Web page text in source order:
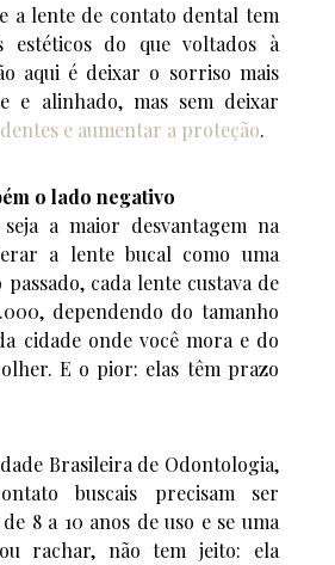
a lente de contato dental tem
estéticos do que voltados à
aqui é deixar o sorriso mais
e alinhado, mas sem deixar
e aumentar a proteção.
o lado negativo
a maior desvantagem na
a lente bucal como uma
passado, cada lente custava de
dependendo do tamanho
cidade onde você mora e do
E o pior: elas têm prazo
Brasileira de Odontologia,
buscais precisam ser
8 a 10 anos de uso e se uma
rachar, não tem jeito: ela